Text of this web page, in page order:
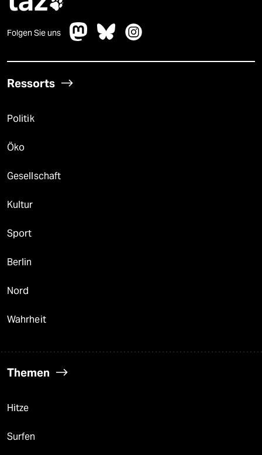

Folgen Sie uns
Ressorts
Politik
Öko
Gesellschaft
Kultur
Sport
Berlin
Nord
Wahrheit
Themen
Hitze
Surfen